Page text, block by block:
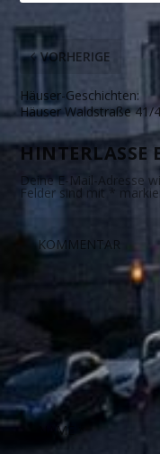
VORHERIGE
Häuser-Geschichten:
Häuser Waldstraße 41/
HINTERLASSE
Deine E-Mail-Adresse
Felder sind mit